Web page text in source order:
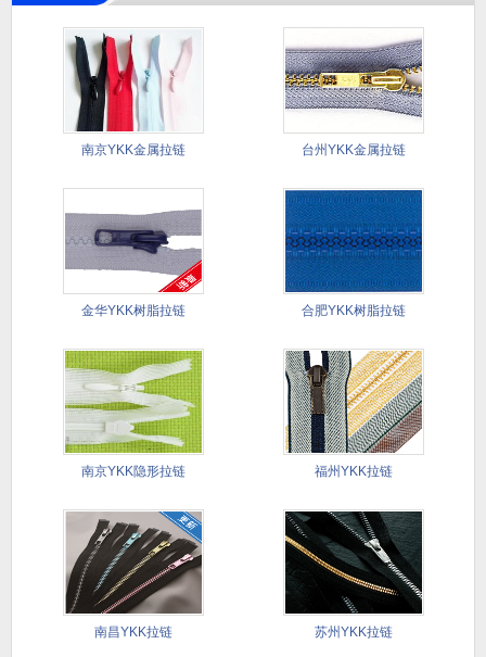
南京YKK金属拉链 台州YKK金属拉链
金华YKK树脂拉链 合肥YKK树脂拉链
南京YKK隐形拉链 福州YKK拉链
南昌YKK拉链 苏州YKK拉链